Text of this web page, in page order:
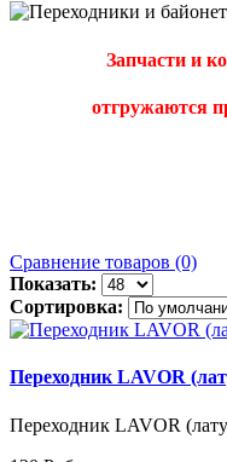
Запчасти и
отгружаются
Сравнение товаров (0)
Показать:
Сортировка:
Переходник LAVOR
Переходник LAVOR